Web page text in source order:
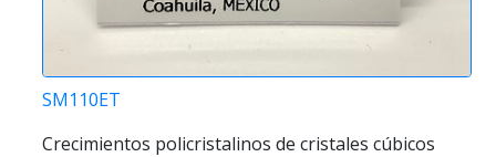
SM110ET
Crecimientos policristalinos de cristales cúbicos